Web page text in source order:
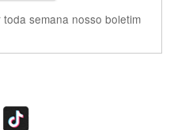
semana nosso boletim